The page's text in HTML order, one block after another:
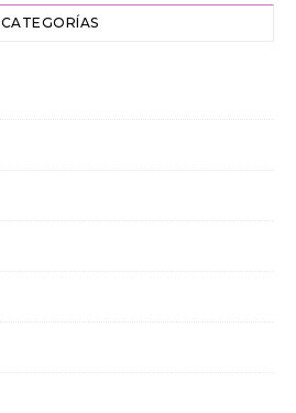
CATEGORÍAS